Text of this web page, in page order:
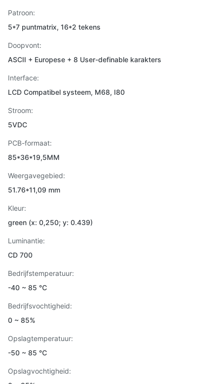
Patroon:
5*7 puntmatrix, 16*2 tekens
Doopvont:
ASCII + Europese + 8 User-definable karakters
Interface:
LCD Compatibel systeem, M68, I80
Stroom:
5VDC
PCB-formaat:
85*36*19,5MM
Weergavegebied:
51.76*11,09 mm
Kleur:
green (x: 0,250; y: 0.439)
Luminantie:
CD 700
Bedrijfstemperatuur:
-40 ~ 85 ℃
Bedrijfsvochtigheid:
0 ~ 85%
Opslagtemperatuur:
-50 ~ 85 ℃
Opslagvochtigheid: